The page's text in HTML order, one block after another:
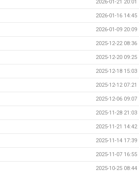
2026-01-21 20:01
2026-01-16 14:45
2026-01-09 20:09
2025-12-22 08:36
2025-12-20 09:25
2025-12-18 15:03
2025-12-12 07:21
2025-12-06 09:07
2025-11-28 21:03
2025-11-21 14:42
2025-11-14 17:39
2025-11-07 16:55
2025-10-25 08:44